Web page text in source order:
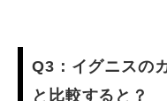
Q3：イグニスの
と比較すると？